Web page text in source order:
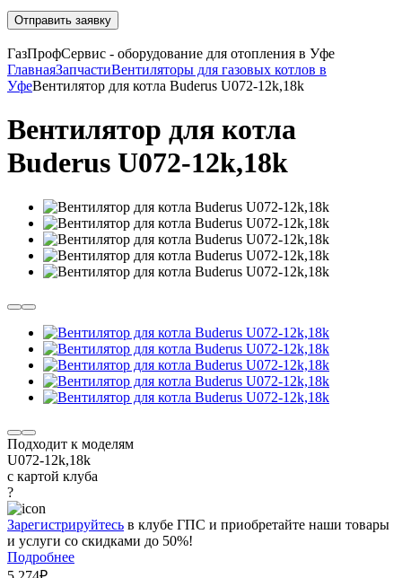
Отправить заявку
ГазПрофСервис - оборудование для отопления в Уфе
ГлавнаяЗапчастиВентиляторы для газовых котлов в
УфеВентилятор для котла Buderus U072-12k,18k
Вентилятор для котла
Buderus U072-12k,18k
Подходит к моделям
U072-12k,18k
с картой клуба
?
Зарегистрируйтесь в клубе ГПС и приобретайте наши товары
и услуги со скидками до 50%!
Подробнее